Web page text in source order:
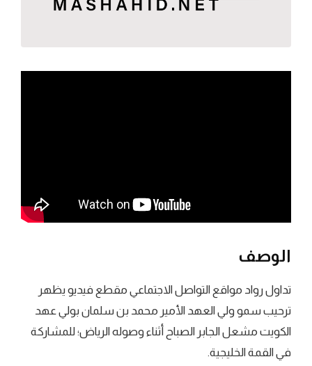
الوصف
تداول رواد مواقع التواصل الاجتماعي مقطع فيديو يظهر
ترحيب سمو ولي العهد الأمير محمد بن سلمان بولي عهد
الكويت مشعل الجابر الصباح أثناء وصوله الرياض؛ للمشاركة
في القمة الخليجية.